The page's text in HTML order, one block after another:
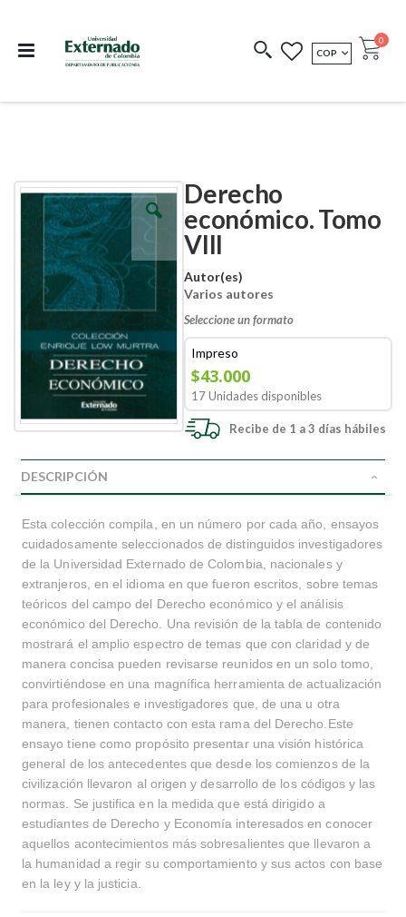
COEDICIONES REDIMIR CÓDIGO
MONEDA
COP Cart
0
Derecho
económico. Tomo
VIII
Autor(es)
Varios autores
Seleccione un formato
Impreso
$43.000
17 Unidades disponibles
Recibe de 1 a 3 días hábiles
Skip
images
Skip
beginning
images
DESCRIPCIÓN
Esta colección compila, en un número por cada año, ensayos
cuidadosamente seleccionados de distinguidos investigadores
de la Universidad Externado de Colombia, nacionales y
extranjeros, en el idioma en que fueron escritos, sobre temas
teóricos del campo del Derecho económico y el análisis
económico del Derecho. Una revisión de la tabla de contenido
mostrará el amplio espectro de temas que con claridad y de
manera concisa pueden revisarse reunidos en un solo tomo,
convirtiéndose en una magnífica herramienta de actualización
para profesionales e investigadores que, de una u otra
manera, tienen contacto con esta rama del Derecho.Este
ensayo tiene como propósito presentar una visión histórica
general de los antecedentes que desde los comienzos de la
civilización llevaron al origen y desarrollo de los códigos y las
normas. Se justifica en la medida que está dirigido a
estudiantes de Derecho y Economía interesados en conocer
aquellos acontecimientos más sobresalientes que llevaron a
la humanidad a regir su comportamiento y sus actos con base
en la ley y la justicia.